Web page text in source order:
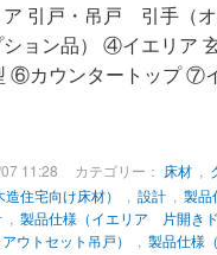
引戸・吊戸 引手（オ
ョン品） ④イエリア
⑥カウンタートップ ⑦
11:28 カテゴリー： 床材,
住宅向け床材） 設計, 製品
, 製品仕様（イエリア 片開き
ウトセット吊戸）
製品仕様